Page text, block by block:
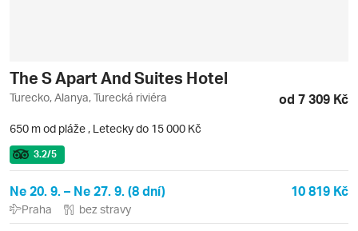
The S Apart And Suites Hotel
Turecko, Alanya, Turecká riviéra od 7 309 Kč
650 m od pláže , Letecky do 15 000 Kč
3.2/5
Ne 20. 9. – Ne 27. 9. (8 dní) 10 819 Kč
Praha bez stravy